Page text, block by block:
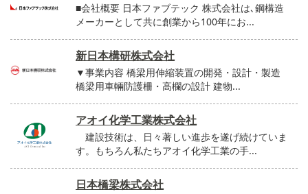
■会社概要 日本ファブテック 株式会社は､鋼構造
メーカーとして共に創業から100年にお...
新日本構研株式会社
▼事業内容 橋梁用伸縮装置の開発・設計・製造
橋梁用車輛防護柵・高欄の設計 建物...
アオイ化学工業株式会社
建設技術は、日々著しい進歩を遂げ続けていま
す。もちろん私たちアオイ化学工業の手...
日本橋梁株式会社